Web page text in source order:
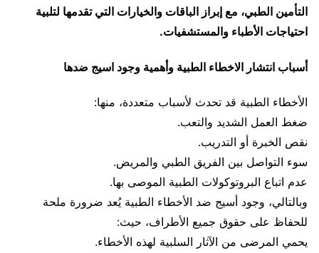
التأمين الطبي، مع إبراز الباقات والخيارات التي تقدمها لتلبية
احتياجات الأطباء والمستشفيات.
أسباب انتشار الاخطاء الطبية وأهمية وجود اسيج ضدها
الأخطاء الطبية قد تحدث لأسباب متعددة، منها:
ضغط العمل الشديد والتعب.
نقص الخبرة أو التدريب.
سوء التواصل بين الفريق الطبي والمريض.
عدم اتباع البروتوكولات الطبية الموصى بها.
وبالتالي، وجود أسيج ضد الأخطاء الطبية يُعد ضرورة ملحة
للحفاظ على حقوق جميع الأطراف، حيث:
يحمي المرضى من الآثار السلبية لهذه الأخطاء.